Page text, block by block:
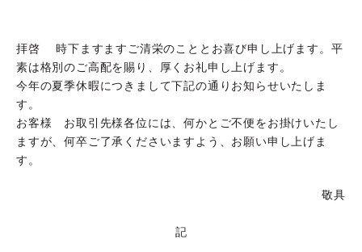
拝啓 時下ますますご清栄のこととお喜び申し上げます。平
素は格別のご高配を賜り、厚くお礼申し上げます。
今年の夏季休暇につきまして下記の通りお知らせいたしま
す。
お客様 お取引先様各位には、何かとご不便をお掛けいたし
ますが、何卒ご了承くださいますよう、お願い申し上げま
す。
敬具
記